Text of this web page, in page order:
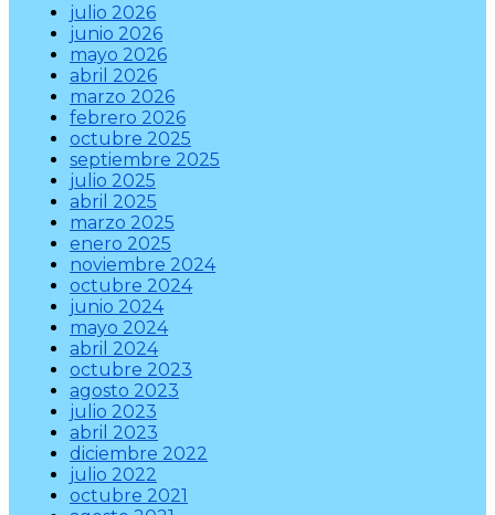
julio 2026
junio 2026
mayo 2026
abril 2026
marzo 2026
febrero 2026
octubre 2025
septiembre 2025
julio 2025
abril 2025
marzo 2025
enero 2025
noviembre 2024
octubre 2024
junio 2024
mayo 2024
abril 2024
octubre 2023
agosto 2023
julio 2023
abril 2023
diciembre 2022
julio 2022
octubre 2021